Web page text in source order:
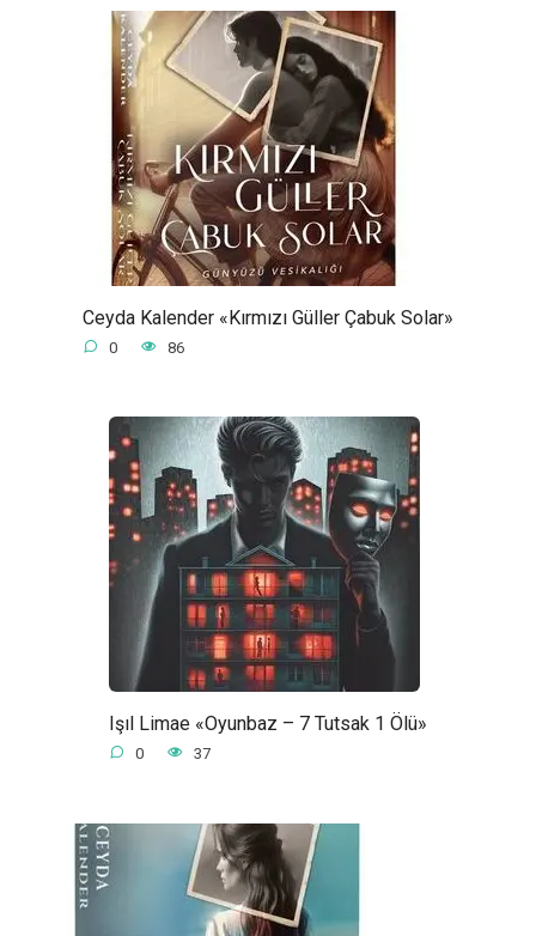
Ceyda Kalender «Kırmızı Güller Çabuk Solar»
0 86
Işıl Limae «Oyunbaz – 7 Tutsak 1 Ölü»
0 37